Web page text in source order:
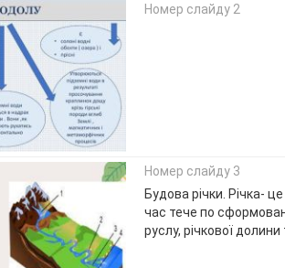
Номер слайду 2
Номер слайду 3
Будова річки. Річка-
час тече по
руслу, річкової долини